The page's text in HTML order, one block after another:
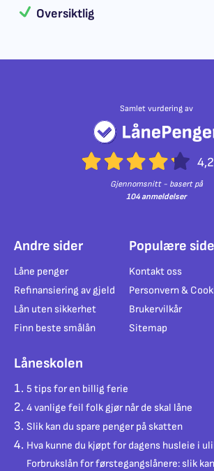
Oversiktlig
Samlet vurdering av
4,2
Gjennomsnitt - basert på
104 anmeldelser
Andre sider
Låne penger
Refinansiering av gjeld
Lån uten sikkerhet
Finn beste smålån
Populære
Kontakt oss
Personvern &
Brukervilkår
Sitemap
Låneskolen
5 tips for en billig ferie
4 vanlige feil folk gjør når de skal låne
Slik kan du spare penger på skatten
Hva kunne du kjøpt for dagens husleie i
Forbrukslån for førstegangslånere: slik